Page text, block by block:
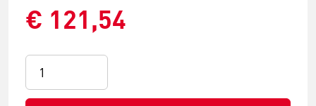
€ 121,54